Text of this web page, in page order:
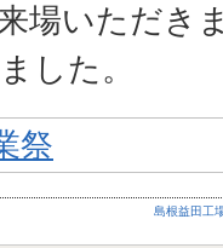
場いただき
した。
島根益田工